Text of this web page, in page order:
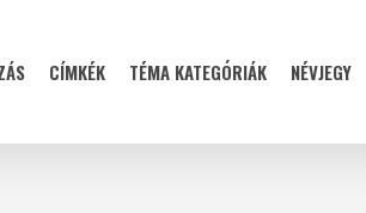
CÍMKÉK TÉMA KATEGÓRIÁK NÉVJEGY